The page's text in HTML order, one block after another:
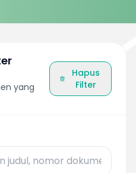
yang
Hapus
Filter